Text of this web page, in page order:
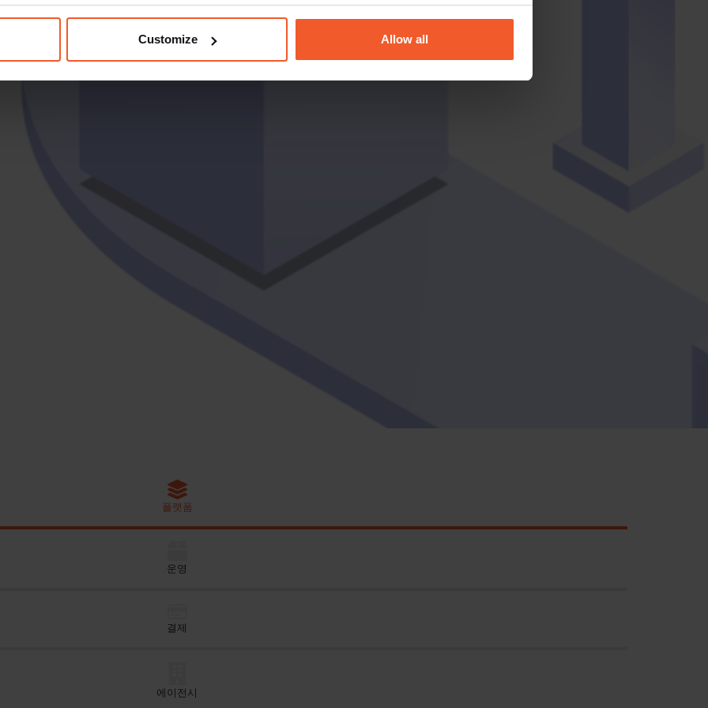
Customize Allow all
플랫폼
운영
결제
에이전시